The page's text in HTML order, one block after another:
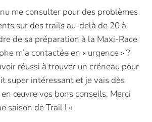
me consulter pour des problèmes
sur des trails au-delà de 20 à
de sa préparation à la Maxi-Race
m’a contactée en « urgence » ?
réussi à trouver un créneau pour
super intéressant et je vais dès
œuvre vos bons conseils. Merci
saison de Trail ! «